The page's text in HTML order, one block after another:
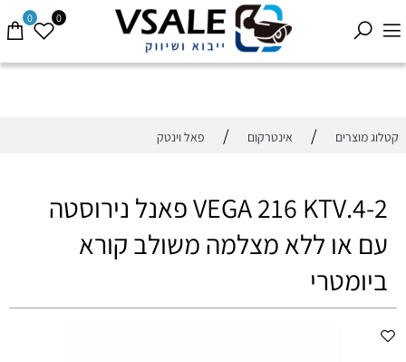
0 0
קטלוג מוצרים / אינטרקום / פאל וינטק
4-2.VEGA 216 KTV פאנל נירוסטה
עם או ללא מצלמה משולב קורא
ביומטרי